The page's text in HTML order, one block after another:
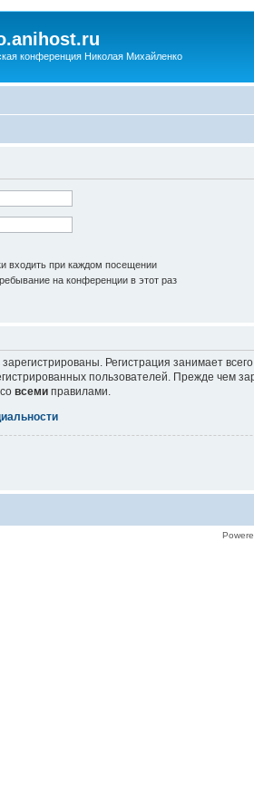
конференция Николая Михайленко
входить при каждом посещении
на конференции в этот раз
Регистрация занимает
пользователей. Прежде чем
всеми правилами.